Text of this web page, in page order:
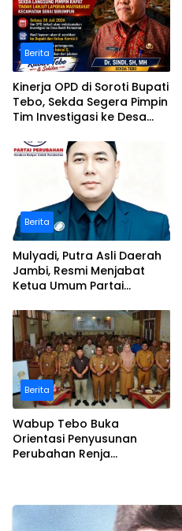
Berita
Kinerja OPD di Soroti Bupati
Tebo, Sekda Segera Pimpin
Tim Investigasi ke Desa
serumpun
Berita
Mulyadi, Putra Asli Daerah
Jambi, Resmi Menjabat
Ketua Umum Partai
Perwakilan ASEAN Partai
Perubahan di Malaysia
Berita
Wabup Tebo Buka
Orientasi Penyusunan
Perubahan Renja